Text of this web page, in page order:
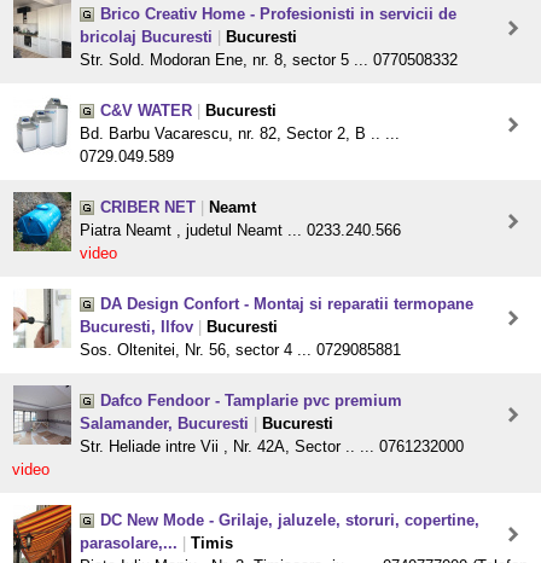
Brico Creativ Home - Profesionisti in servicii de
bricolaj Bucuresti
Bucuresti
Str. Sold. Modoran Ene, nr. 8, sector 5 ... 0770508332
C&V WATER
Bucuresti
Bd. Barbu Vacarescu, nr. 82, Sector 2, B .. ...
0729.049.589
CRIBER NET
Neamt
Piatra Neamt , judetul Neamt ... 0233.240.566
video
DA Design Confort - Montaj si reparatii termopane
Bucuresti, Ilfov
Bucuresti
Sos. Oltenitei, Nr. 56, sector 4 ... 0729085881
Dafco Fendoor - Tamplarie pvc premium
Salamander, Bucuresti
Bucuresti
Str. Heliade intre Vii , Nr. 42A, Sector .. ... 0761232000
video
DC New Mode - Grilaje, jaluzele, storuri, copertine,
parasolare,...
Timis